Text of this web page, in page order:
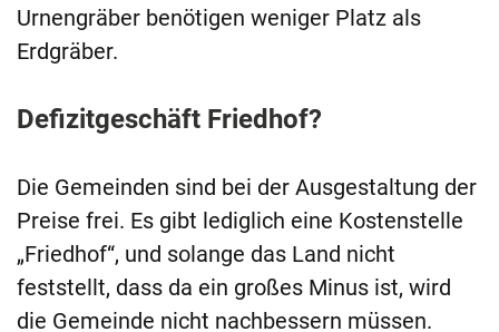
Urnengräber benötigen weniger Platz als
Erdgräber.
Defizitgeschäft Friedhof?
Die Gemeinden sind bei der Ausgestaltung der
Preise frei. Es gibt lediglich eine Kostenstelle
„Friedhof“, und solange das Land nicht
feststellt, dass da ein großes Minus ist, wird
die Gemeinde nicht nachbessern müssen.